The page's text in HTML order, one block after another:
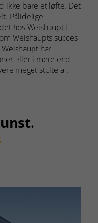
ikke bare et løfte. Det
Pålidelige
hos Weishaupt i
Weishaupts succes
har
eller i mere end
meget stolte af.